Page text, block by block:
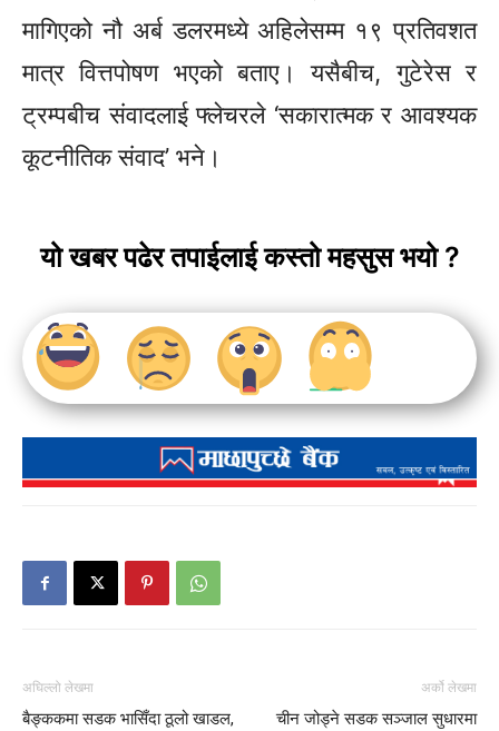
मागिएको नौ अर्ब डलरमध्ये अहिलेसम्म १९ प्रतिवशत
मात्र वित्तपोषण भएको बताए। यसैबीच, गुटेरेस र
ट्रम्पबीच संवादलाई फ्लेचरले ‘सकारात्मक र आवश्यक
कूटनीतिक संवाद’ भने।
यो खबर पढेर तपाईलाई कस्तो महसुस भयो ?
अघिल्लो लेखमा
बैङ्ककमा सडक भासिँदा ठूलो खाडल,
अर्को लेखमा
चीन जोड्ने सडक सञ्जाल सुधारमा